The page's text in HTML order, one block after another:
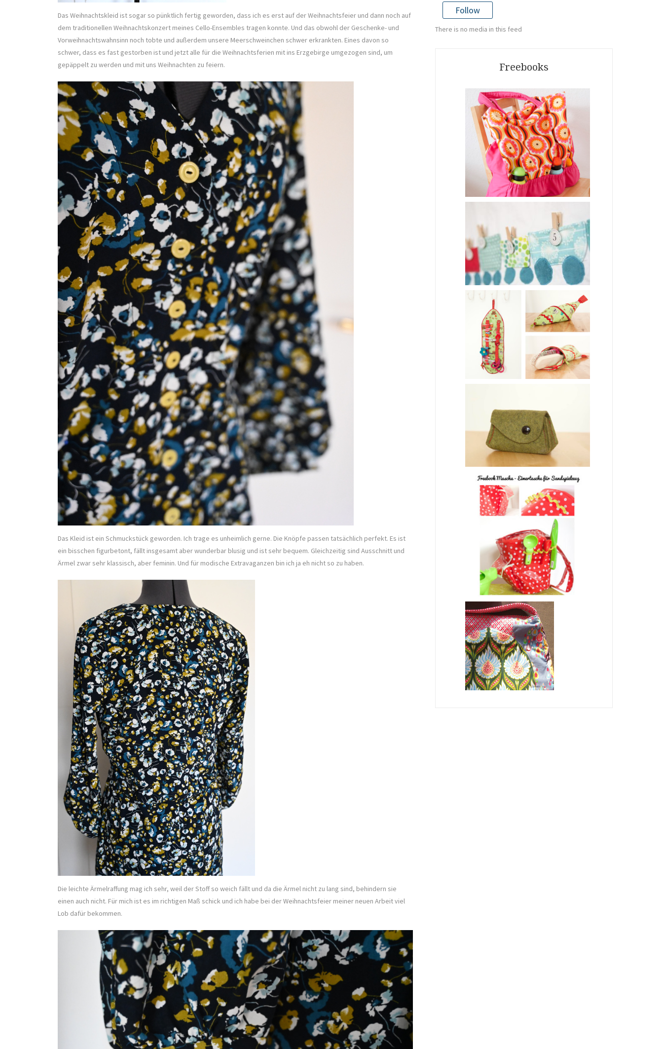
Das Weihnachtskleid ist sogar so pünktlich fertig geworden, dass ich es erst auf der Weihnachtsfeier und dann noch auf
dem traditionellen Weihnachtskonzert meines Cello-Ensembles tragen konnte. Und das obwohl der Geschenke- und
Vorweihnachtswahnsinn noch tobte und außerdem unsere Meerschweinchen schwer erkrankten. Eines davon so
schwer, dass es fast gestorben ist und jetzt alle für die Weihnachtsferien mit ins Erzgebirge umgezogen sind, um
gepäppelt zu werden und mit uns Weihnachten zu feiern.
Das Kleid ist ein Schmuckstück geworden. Ich trage es unheimlich gerne. Die Knöpfe passen tatsächlich perfekt. Es ist
ein bisschen figurbetont, fällt insgesamt aber wunderbar blusig und ist sehr bequem. Gleichzeitig sind Ausschnitt und
Ärmel zwar sehr klassisch, aber feminin. Und für modische Extravaganzen bin ich ja eh nicht so zu haben.
Die leichte Ärmelraffung mag ich sehr, weil der Stoff so weich fällt und da die Ärmel nicht zu lang sind, behindern sie
einen auch nicht. Für mich ist es im richtigen Maß schick und ich habe bei der Weihnachtsfeier meiner neuen Arbeit viel
Lob dafür bekommen.
Follow
There is no media in this feed
Freebooks